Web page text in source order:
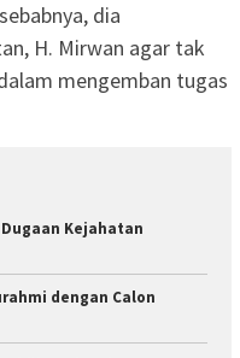
dia
H. Mirwan agar tak
mengemban tugas
Kejahatan
dengan Calon